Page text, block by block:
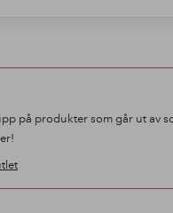
på produkter som går ut av